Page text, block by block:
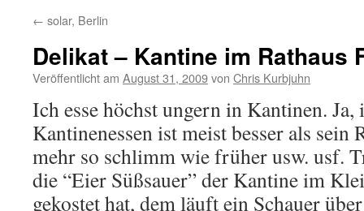
← solar, Berlin
Delikat – Kantine im Rathaus
Veröffentlicht am August 31, 2009von Chris Kurbjuhn
Ich esse höchst ungern in Kantinen. Ja,
Kantinenessen ist meist besser als sein
mehr so schlimm wie früher usw. usf.
die “Eier Süßsauer” der Kantine im
gekostet hat, dem läuft ein Schauer